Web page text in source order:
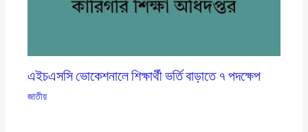
এইচএসসি ভোকেশনালে শিক্ষার্থী ভর্তি বাড়াতে ৭ পদক্ষেপ
জাতীয়